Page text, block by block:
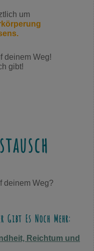
um
deinem Weg!
gibt!
deinem Weg?
Es Noch Mehr:
Reichtum und